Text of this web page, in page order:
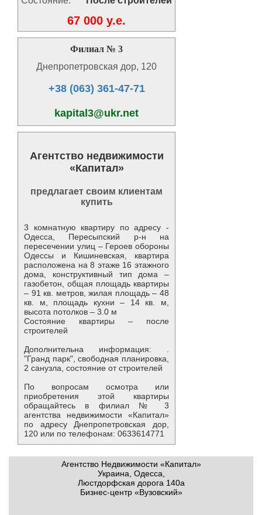
67 000 y.e.
Филиал № 3
Днепропетровская дор, 120
+38 (063) 361-47-71
kapital3@ukr.net
Агентство недвижимости
«Капитал»
предлагает своим клиентам
купить
3 комнатную квартиру по адресу -
Одесса, Пересыпский р-н на
пересечении улиц – Героев обороны
Одессы и Кишиневская, квартира
расположена на 8 этаже 16 этажного
дома, конструктивный тип дома –
газобетон, общая площадь квартиры
– 91 кв. метров, жилая площадь – 48
кв. м, площадь кухни – 14 кв. м,
высота потолков – 3.0 м
Состояние квартиры – после
строителей
Дополнительна информация: .
"Гранд парк", свободная планировка,
2 санузла, состояние от строителей
По вопросам осмотра или
приобретения этой квартиры
обращайтесь в филиал № 3
агентства недвижимости «Капитал»
по адресу Днепропетровская дор,
120 или по телефонам: 0633614771
Агентство Недвижимости «Капитал»
Украина, Одесса,
Люстдорфская дорога 140а
Бизнес-центр «Вузовский»